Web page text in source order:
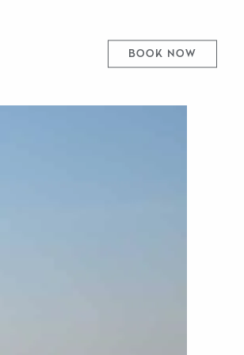
BOOK NOW